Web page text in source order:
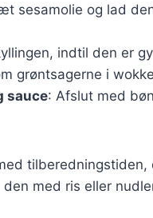
sesamolie og lad
indtil den er
grøntsagerne i
sauce: Afslut med
med ris eller